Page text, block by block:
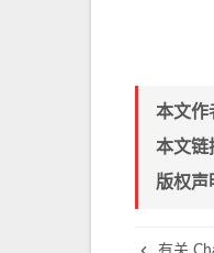
本文作
本文链
版权声